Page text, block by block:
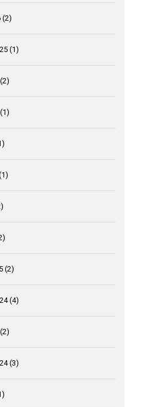
(2)
(1)
(2)
(1)
(2)
(4)
(3)